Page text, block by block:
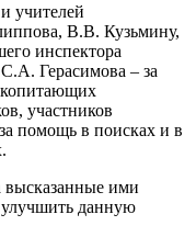
учителей
В.В. Кузьмину,
инспектора
Герасимова – за
участников
помощь в поисках и в
высказанные ими
улучшить данную